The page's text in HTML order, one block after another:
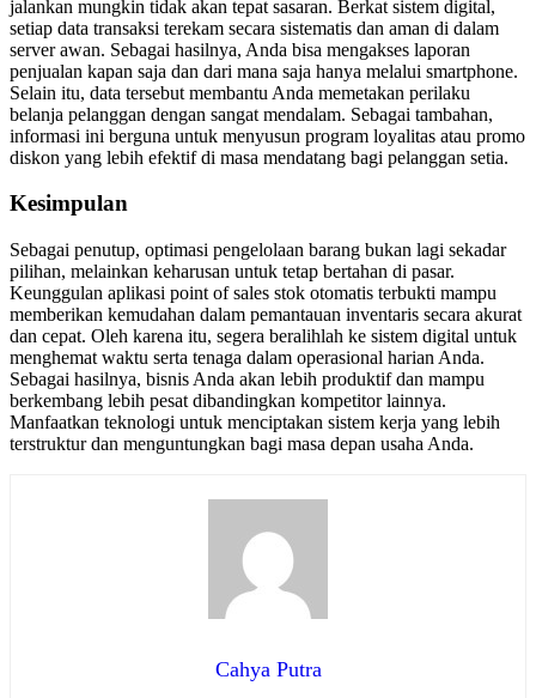
jalankan mungkin tidak akan tepat sasaran. Berkat sistem digital,
setiap data transaksi terekam secara sistematis dan aman di dalam
server awan. Sebagai hasilnya, Anda bisa mengakses laporan
penjualan kapan saja dan dari mana saja hanya melalui smartphone.
Selain itu, data tersebut membantu Anda memetakan perilaku
belanja pelanggan dengan sangat mendalam. Sebagai tambahan,
informasi ini berguna untuk menyusun program loyalitas atau promo
diskon yang lebih efektif di masa mendatang bagi pelanggan setia.
Kesimpulan
Sebagai penutup, optimasi pengelolaan barang bukan lagi sekadar
pilihan, melainkan keharusan untuk tetap bertahan di pasar.
Keunggulan aplikasi point of sales stok otomatis terbukti mampu
memberikan kemudahan dalam pemantauan inventaris secara akurat
dan cepat. Oleh karena itu, segera beralihlah ke sistem digital untuk
menghemat waktu serta tenaga dalam operasional harian Anda.
Sebagai hasilnya, bisnis Anda akan lebih produktif dan mampu
berkembang lebih pesat dibandingkan kompetitor lainnya.
Manfaatkan teknologi untuk menciptakan sistem kerja yang lebih
terstruktur dan menguntungkan bagi masa depan usaha Anda.
Cahya Putra